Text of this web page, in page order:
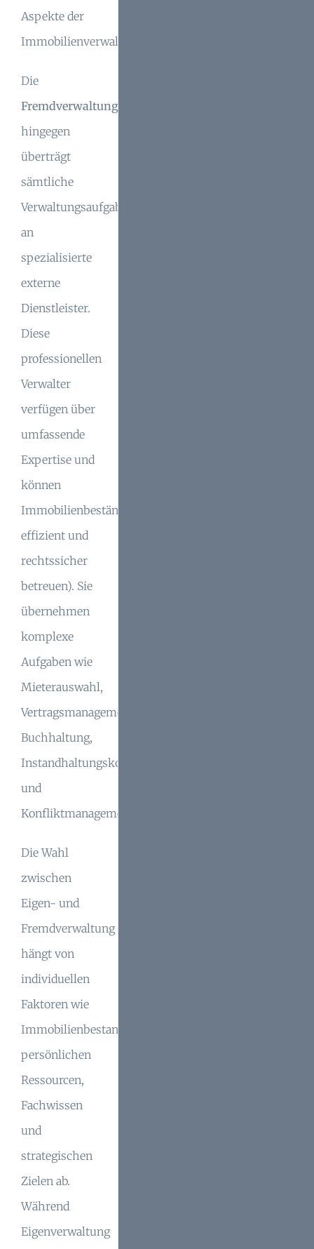
Aspekte der
Immobilienverwaltung.
Die
Fremdverwaltung
hingegen
überträgt
sämtliche
Verwaltungsaufgaben
an
spezialisierte
externe
Dienstleister.
Diese
professionellen
Verwalter
verfügen über
umfassende
Expertise und
können
Immobilienbestände
effizient und
rechtssicher
betreuen). Sie
übernehmen
komplexe
Aufgaben wie
Mieterauswahl,
Vertragsmanagement,
Buchhaltung,
Instandhaltungskoordination
und
Konfliktmanagement.
Die Wahl
zwischen
Eigen- und
Fremdverwaltung
hängt von
individuellen
Faktoren wie
Immobilienbestand,
persönlichen
Ressourcen,
Fachwissen
und
strategischen
Zielen ab.
Während
Eigenverwaltung